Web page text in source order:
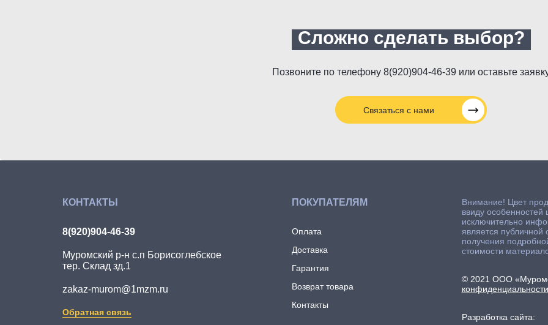
Сложно сделать выбор?
Позвоните по телефону 8(920)904-46-39 или оставьте
Связаться с нами
КОНТАКТЫ
8(920)904-46-39
Муромский р-н с.п Борисоглебское
тер. Склад зд.1
zakaz-murom@1mzm.ru
Обратная связь
ПОКУПАТЕЛЯМ
Оплата
Доставка
Гарантия
Возврат товара
Контакты
Внимание! Цвет
ввиду
исключительно
является
получения
стоимости
© 2021 ООО
Разработка сайта: